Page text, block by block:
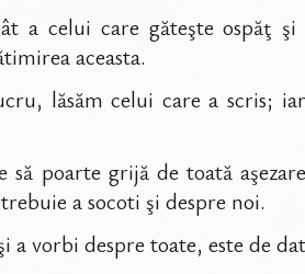
a celui care găteşte ospăţ
aceasta.
lăsăm celui care a scris;
să poarte grijă de toată
a socoti şi despre noi.
a vorbi despre toate, este de